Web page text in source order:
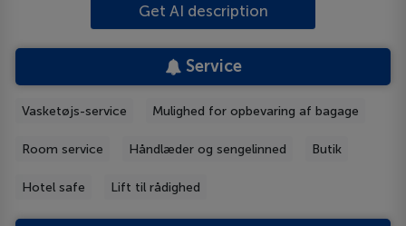
Get AI description
Service
Vasketøjs-service Mulighed for opbevaring af bagage
Room service Håndlæder og sengelinned Butik
Hotel safe Lift til rådighed